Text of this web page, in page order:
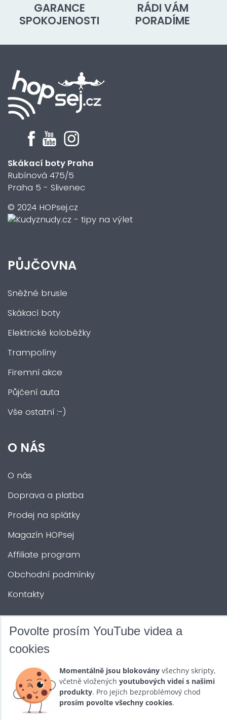
GARANCE
SPOKOJENOSTI
RÁDI VÁM
PORADÍME
Skákací boty Praha
Rubínová 475/5
Praha 5 - Slivenec
© 2024 HOPsej.cz
PŮJČOVNA
Sněžné brusle
Skákací boty
Elektrické koloběžky
Trampolíny
Firemní akce
Půjčení auta
Vše ostatní :-)
O NÁS
O nás
Doprava a platba
Prodej na splátky
Magazín HOPsej
Affiliate program
Obchodní podmínky
Kontakty
DALŠÍ SLUŽBY
Půjčovna
Promotéři
Kurzy a setkání
Povolte prosím YouTube videa a
cookies
Momentálně jsou blokovány všechny skripty,
včetně vložených youtubových videí s našimi
produkty. Pro jejich bezproblémový chod
prosím povolte všechny cookies.